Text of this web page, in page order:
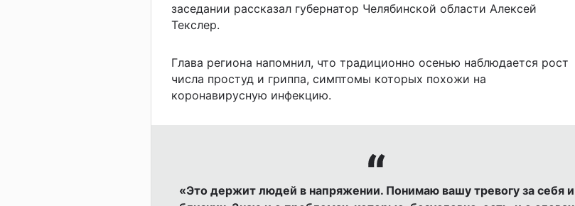
заседании рассказал губернатор Челябинской области Алексей
Текслер.
Глава региона напомнил, что традиционно осенью наблюдается рост
числа простуд и гриппа, симптомы которых похожи на
коронавирусную инфекцию.
«Это держит людей в напряжении. Понимаю вашу тревогу за себя и